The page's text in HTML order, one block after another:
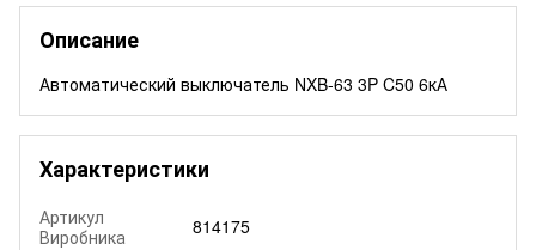
Описание
Автоматический выключатель NXB-63 3P C50 6кА
Характеристики
Артикул
Виробника
814175